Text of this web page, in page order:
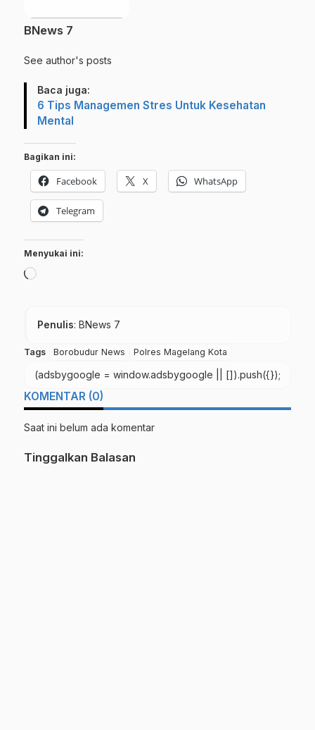
BNews 7
See author's posts
Baca juga:
6 Tips Managemen Stres Untuk Kesehatan
Mental
Bagikan ini:
Facebook X WhatsApp
Telegram
Menyukai ini:
Memuat...
Penulis: BNews 7
Tags Borobudur News Polres Magelang Kota
(adsbygoogle = window.adsbygoogle || []).push({});
KOMENTAR (0)
Saat ini belum ada komentar
Tinggalkan Balasan